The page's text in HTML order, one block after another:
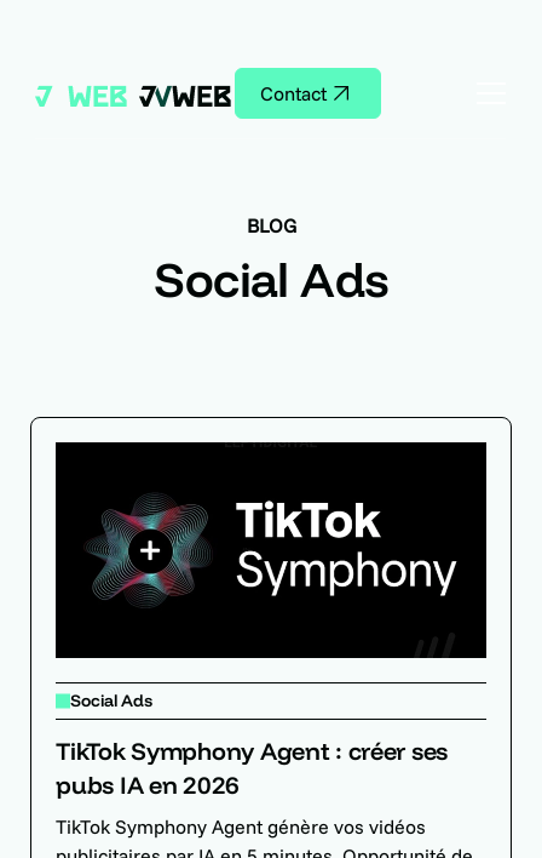
Contact
BLOG
Social Ads
Social Ads
TikTok Symphony Agent : créer ses
pubs IA en 2026
TikTok Symphony Agent génère vos vidéos